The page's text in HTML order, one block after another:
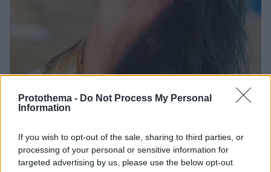
Protothema - Do Not Process My Personal
Information
If you wish to opt-out of the sale, sharing to third parties, or
processing of your personal or sensitive information for
targeted advertising by us, please use the below opt-out
Η ανάρτηση της Ζέτας Μακρυπούλια για τα γενέθλιά της
και οι ευχές των φίλων της
31.07.2023, 21:22